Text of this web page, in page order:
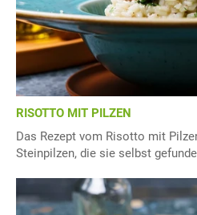
RISOTTO MIT PILZEN
Das Rezept vom Risotto mit
Steinpilzen, die sie selbst